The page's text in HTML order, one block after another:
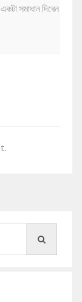
সমাধান দিবেন